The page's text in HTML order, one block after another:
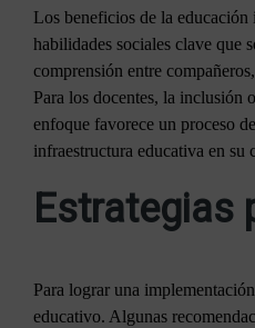
Los beneficios de la
habilidades sociales clave que
comprensión entre
Para los docentes, la inclusión
enfoque favorece un proceso
infraestructura educativa en su
Estrategias
Para lograr una
educativo. Algunas